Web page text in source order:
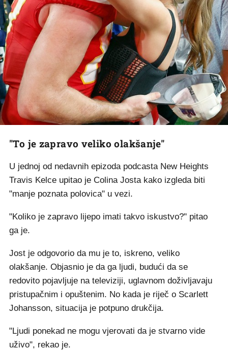
"To je zapravo veliko olakšanje"
U jednoj od nedavnih epizoda podcasta New Heights
Travis Kelce upitao je Colina Josta kako izgleda biti
"manje poznata polovica" u vezi.
"Koliko je zapravo lijepo imati takvo iskustvo?" pitao
ga je.
Jost je odgovorio da mu je to, iskreno, veliko
olakšanje. Objasnio je da ga ljudi, budući da se
redovito pojavljuje na televiziji, uglavnom doživljavaju
pristupačnim i opuštenim. No kada je riječ o Scarlett
Johansson, situacija je potpuno drukčija.
"Ljudi ponekad ne mogu vjerovati da je stvarno vide
uživo", rekao je.